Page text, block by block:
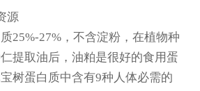
源
25%-27%，不含淀粉，在植物种
提取油后，油粕是很好的食用蛋
树蛋白质中含有9种人体必需的